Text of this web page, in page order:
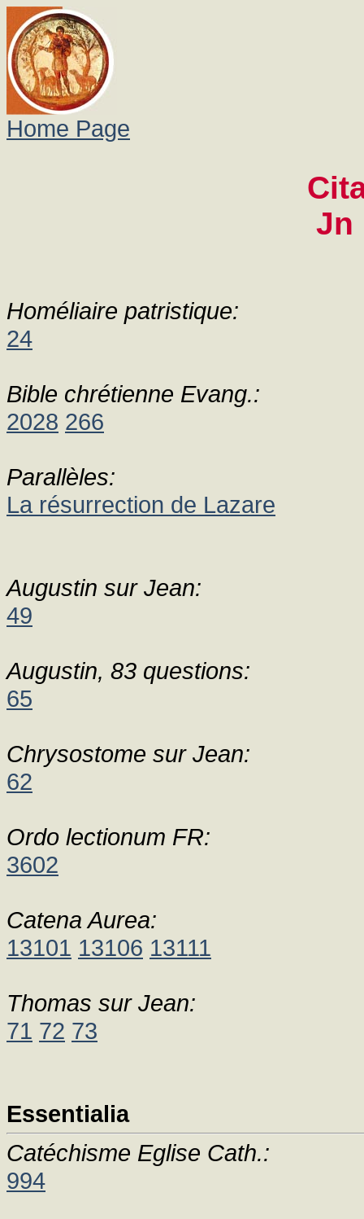
Home Page
Jn
Homéliaire patristique:
24
Bible chrétienne Evang.:
2028 266
Parallèles:
La résurrection de Lazare
Augustin sur Jean:
49
Augustin, 83 questions:
65
Chrysostome sur Jean:
62
Ordo lectionum FR:
3602
Catena Aurea:
13101 13106 13111
Thomas sur Jean:
71 72 73
Essentialia
Catéchisme Eglise Cath.:
994